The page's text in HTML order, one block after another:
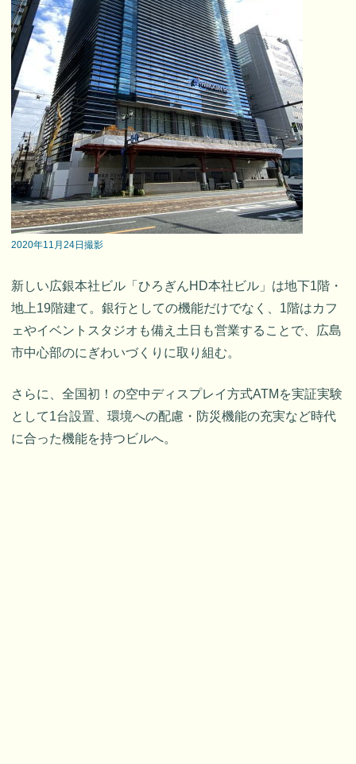
2020年11月24日撮影
新しい広銀本社ビル「ひろぎんHD本社ビル」は地下1階・
地上19階建て。銀行としての機能だけでなく、1階はカフ
ェやイベントスタジオも備え土日も営業することで、広島
市中心部のにぎわいづくりに取り組む。
さらに、全国初！の空中ディスプレイ方式ATMを実証実験
として1台設置、環境への配慮・防災機能の充実など時代
に合った機能を持つビルへ。